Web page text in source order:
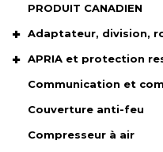
PRODUIT CANADIEN
Adaptateur, division,
APRIA et protection
Communication et
Couverture anti-feu
Compresseur à air